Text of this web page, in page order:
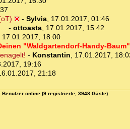
- Sylvia, 17.01.2017, 01:46
- ottoasta, 17.01.2017, 15:42
17.01.2017, 18:00
"Waldgartendorf-Handy-
- Konstantin, 17.01.2017,
19:16
21:18
online (9 registrierte, 3948 Gäste)